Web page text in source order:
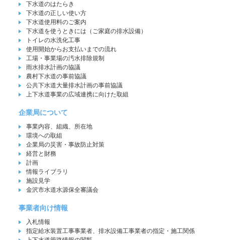
下水道のはたらき
下水道の正しい使い方
下水道使用料のご案内
下水道を使うときには（ご家庭の排水設備）
トイレの水洗化工事
使用開始からお支払いまでの流れ
工場・事業場の汚水排除規制
雨水排水計画の協議
農村下水道の事前協議
公共下水道大量排水計画の事前協議
上下水道事業の広域連携に向けた取組
企業局について
事業内容、組織、所在地
環境への取組
企業局の災害・事故防止対策
経営と財務
計画
情報ライブラリ
施設見学
金沢市水道水源保全審議会
事業者向け情報
入札情報
指定給水装置工事事業者、排水設備工事業者の指定・施工関係